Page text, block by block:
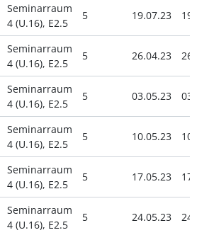
Seminarraum
4 (U.16), E2.5
5 19.07.23
Seminarraum
4 (U.16), E2.5
5 26.04.23
Seminarraum
4 (U.16), E2.5
5 03.05.23
Seminarraum
4 (U.16), E2.5
5 10.05.23
Seminarraum
4 (U.16), E2.5
5 17.05.23
Seminarraum
4 (U.16), E2.5
5 24.05.23